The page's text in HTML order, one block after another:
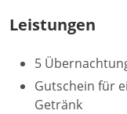
Leistungen
5
Gutschein für
Getränk